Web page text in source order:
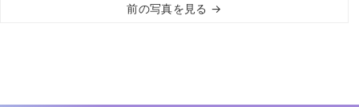
前の写真を見る →